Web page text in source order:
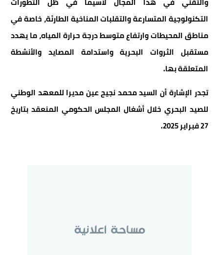
التكنولوجية المتسارعة والتقلبات المناخية الطارئة، خاصة في
مناطق المحيطات وارتفاع متوسط درجة حرارة المياه، ما يهدد
مستقبل الثروات البحرية واستدامة المصايد والأنشطة
المتعلقة بها.
تجدر الإشارة أن السيد محمد نجيح عين مديرا للمعهد الوطني
للصيد البحري خلال أشغال المجلس الحكومي المنعقد بتاريخ
27 فبراير 2025.